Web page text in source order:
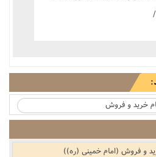
خرید و فروش
و فروش‌‌ (امام خمینی (ره))